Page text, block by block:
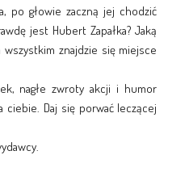
po głowie zaczną jej chodzić
jest Hubert Zapałka? Jaką
wszystkim znajdzie się miejsce
nagłe zwroty akcji i humor
ciebie. Daj się porwać leczącej